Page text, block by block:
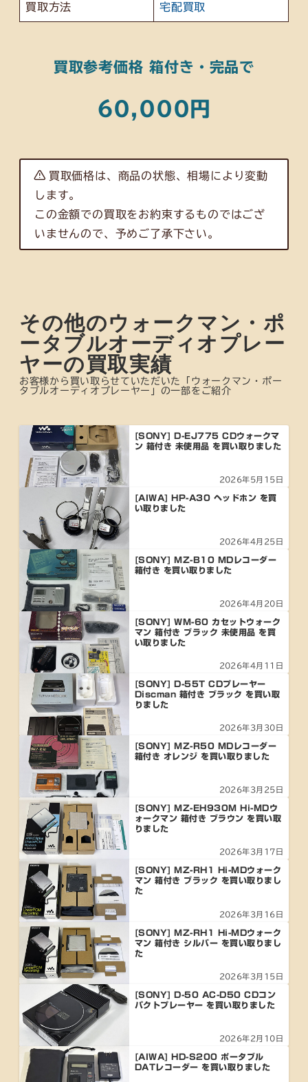
買取方法 宅配買取
買取参考価格 箱付き・完品で
60,000円
買取価格は、商品の状態、相場により変動
します。
この金額での買取をお約束するものではござ
いませんので、予めご了承下さい。
その他のウォークマン・ポ
ータブルオーディオプレー
ヤーの買取実績
お客様から買い取らせていただいた「ウォークマン・ポー
タブルオーディオプレーヤー」の一部をご紹介
[SONY] D-EJ775 CDウォークマ
ン 箱付き 未使用品 を買い取りました
2026年5月15日
[AIWA] HP-A30 ヘッドホン を買
い取りました
2026年4月25日
[SONY] MZ-B10 MDレコーダー
箱付き を買い取りました
2026年4月20日
[SONY] WM-60 カセットウォーク
マン 箱付き ブラック 未使用品 を買
い取りました
2026年4月11日
[SONY] D-55T CDプレーヤー
Discman 箱付き ブラック を買い取
りました
2026年3月30日
[SONY] MZ-R50 MDレコーダー
箱付き オレンジ を買い取りました
2026年3月25日
[SONY] MZ-EH930M Hi-MDウ
ォークマン 箱付き ブラウン を買い取
りました
2026年3月17日
[SONY] MZ-RH1 Hi-MDウォーク
マン 箱付き ブラック を買い取りまし
た
2026年3月16日
[SONY] MZ-RH1 Hi-MDウォーク
マン 箱付き シルバー を買い取りまし
た
2026年3月15日
[SONY] D-50 AC-D50 CDコン
パクトプレーヤー を買い取りました
2026年2月10日
[AIWA] HD-S200 ポータブル
DATレコーダー を買い取りました